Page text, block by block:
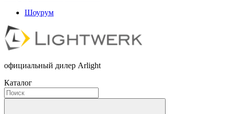
Шоурум
официальный дилер Arlight
Каталог